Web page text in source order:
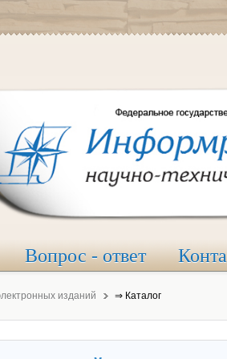
Вопрос - ответ
изданий ⇒ Каталог